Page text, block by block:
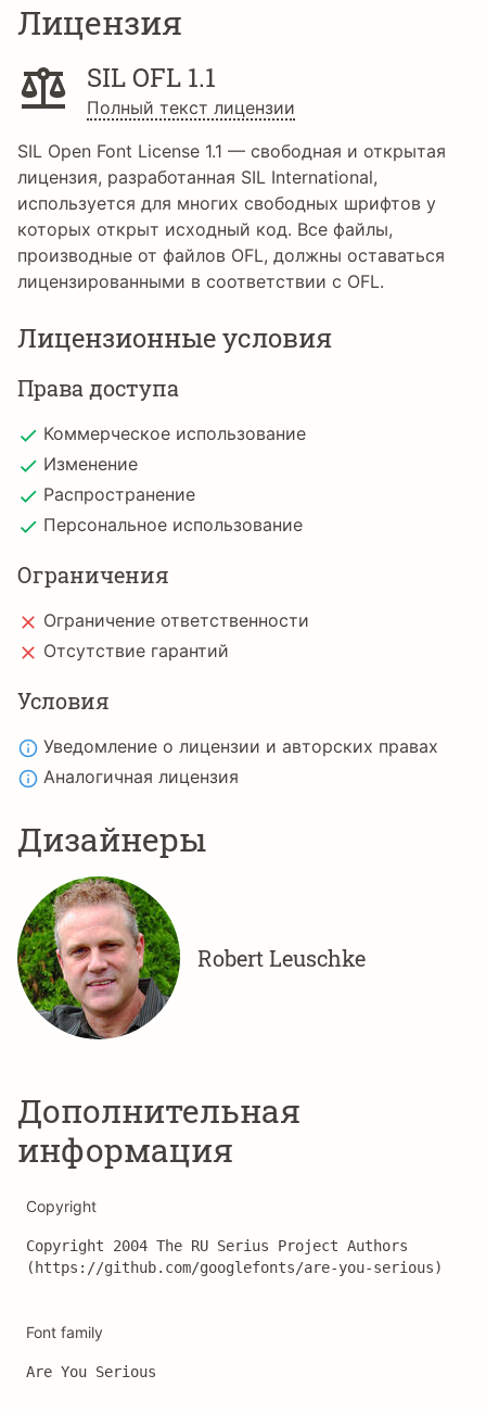
Лицензия
SIL OFL 1.1
Полный текст лицензии
SIL Open Font License 1.1 — свободная и открытая
лицензия, разработанная SIL International,
используется для многих свободных шрифтов у
которых открыт исходный код. Все файлы,
производные от файлов OFL, должны оставаться
лицензированными в соответствии с OFL.
Лицензионные условия
Права доступа
Коммерческое использование
Изменение
Распространение
Персональное использование
Ограничения
Ограничение ответственности
Отсутствие гарантий
Условия
Уведомление о лицензии и авторских правах
Аналогичная лицензия
Дизайнеры
Robert Leuschke
Дополнительная
информация
Copyright
Copyright 2004 The RU Serius Project Authors
(https://github.com/googlefonts/are-you-serious)
Font family
Are You Serious